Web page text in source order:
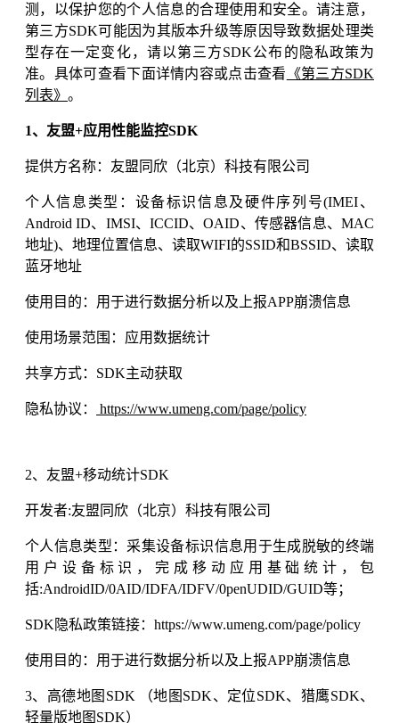
测，以保护您的个人信息的合理使用和安全。请注意，
第三方SDK可能因为其版本升级等原因导致数据处理类
型存在一定变化，请以第三方SDK公布的隐私政策为
准。具体可查看下面详情内容或点击查看 《第三方SDK
列表》 。
1、友盟+应用性能监控SDK
提供方名称：友盟同欣（北京）科技有限公司
个人信息类型：设备标识信息及硬件序列号(IMEI、
Android ID、IMSI、ICCID、OAID、传感器信息、MAC
地址)、地理位置信息、读取WIFI的SSID和BSSID、读取
蓝牙地址
使用目的：用于进行数据分析以及上报APP崩溃信息
使用场景范围：应用数据统计
共享方式：SDK主动获取
隐私协议： https://www.umeng.com/page/policy
2、友盟+移动统计SDK
开发者:友盟同欣（北京）科技有限公司
个人信息类型：采集设备标识信息用于生成脱敏的终端
用户设备标识，完成移动应用基础统计，包
括:AndroidID/0AID/IDFA/IDFV/0penUDID/GUID等；
SDK隐私政策链接：https://www.umeng.com/page/policy
使用目的：用于进行数据分析以及上报APP崩溃信息
3、高德地图SDK （地图SDK、定位SDK、猎鹰SDK、
轻量版地图SDK）